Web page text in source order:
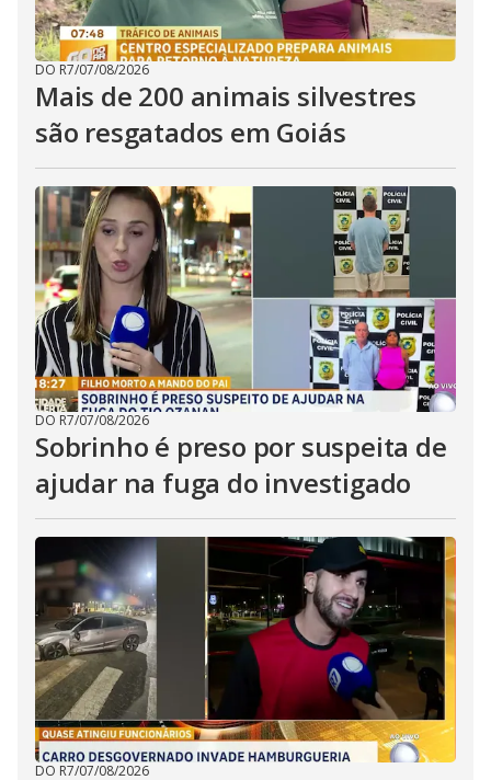
DO R7/07/08/2026
Mais de 200 animais silvestres
são resgatados em Goiás
DO R7/07/08/2026
Sobrinho é preso por suspeita de
ajudar na fuga do investigado
DO R7/07/08/2026